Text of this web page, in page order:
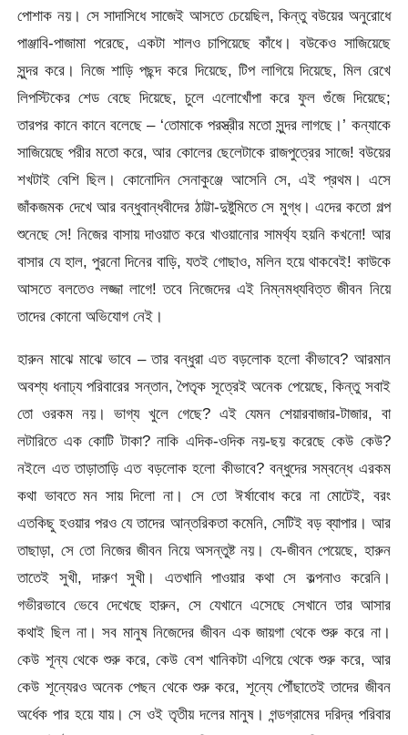
পোশাক নয়। সে সাদাসিধে সাজেই আসতে চেয়েছিল, কিন্তু বউয়ের অনুরোধে
পাঞ্জাবি-পাজামা পরেছে, একটা শালও চাপিয়েছে কাঁধে। বউকেও সাজিয়েছে
সুন্দর করে। নিজে শাড়ি পছন্দ করে দিয়েছে, টিপ লাগিয়ে দিয়েছে, মিল রেখে
লিপস্টিকের শেড বেছে দিয়েছে, চুলে এলোখোঁপা করে ফুল গুঁজে দিয়েছে;
তারপর কানে কানে বলেছে – ‘তোমাকে পরস্ত্রীর মতো সুন্দর লাগছে।’ কন্যাকে
সাজিয়েছে পরীর মতো করে, আর কোলের ছেলেটাকে রাজপুত্রের সাজে! বউয়ের
শখটাই বেশি ছিল। কোনোদিন সেনাকুঞ্জে আসেনি সে, এই প্রথম। এসে
জাঁকজমক দেখে আর বন্ধুবান্ধবীদের ঠাট্টা-দুষ্টুমিতে সে মুগ্ধ। এদের কতো গল্প
শুনেছে সে! নিজের বাসায় দাওয়াত করে খাওয়ানোর সামর্থ্য হয়নি কখনো! আর
বাসার যে হাল, পুরনো দিনের বাড়ি, যতই গোছাও, মলিন হয়ে থাকবেই! কাউকে
আসতে বলতেও লজ্জা লাগে! তবে নিজেদের এই নিম্নমধ্যবিত্ত জীবন নিয়ে
তাদের কোনো অভিযোগ নেই।
হারুন মাঝে মাঝে ভাবে – তার বন্ধুরা এত বড়লোক হলো কীভাবে? আরমান
অবশ্য ধনাঢ্য পরিবারের সন্তান, পৈতৃক সূত্রেই অনেক পেয়েছে, কিন্তু সবাই
তো ওরকম নয়। ভাগ্য খুলে গেছে? এই যেমন শেয়ারবাজার-টাজার, বা
লটারিতে এক কোটি টাকা? নাকি এদিক-ওদিক নয়-ছয় করেছে কেউ কেউ?
নইলে এত তাড়াতাড়ি এত বড়লোক হলো কীভাবে? বন্ধুদের সম্বন্ধে এরকম
কথা ভাবতে মন সায় দিলো না। সে তো ঈর্ষাবোধ করে না মোটেই, বরং
এতকিছু হওয়ার পরও যে তাদের আন্তরিকতা কমেনি, সেটিই বড় ব্যাপার। আর
তাছাড়া, সে তো নিজের জীবন নিয়ে অসন্তুষ্ট নয়। যে-জীবন পেয়েছে, হারুন
তাতেই সুখী, দারুণ সুখী। এতখানি পাওয়ার কথা সে কল্পনাও করেনি।
গভীরভাবে ভেবে দেখেছে হারুন, সে যেখানে এসেছে সেখানে তার আসার
কথাই ছিল না। সব মানুষ নিজেদের জীবন এক জায়গা থেকে শুরু করে না।
কেউ শূন্য থেকে শুরু করে, কেউ বেশ খানিকটা এগিয়ে থেকে শুরু করে, আর
কেউ শূন্যেরও অনেক পেছন থেকে শুরু করে, শূন্যে পৌঁছাতেই তাদের জীবন
অর্ধেক পার হয়ে যায়। সে ওই তৃতীয় দলের মানুষ। গন্ডগ্রামের দরিদ্র পরিবার